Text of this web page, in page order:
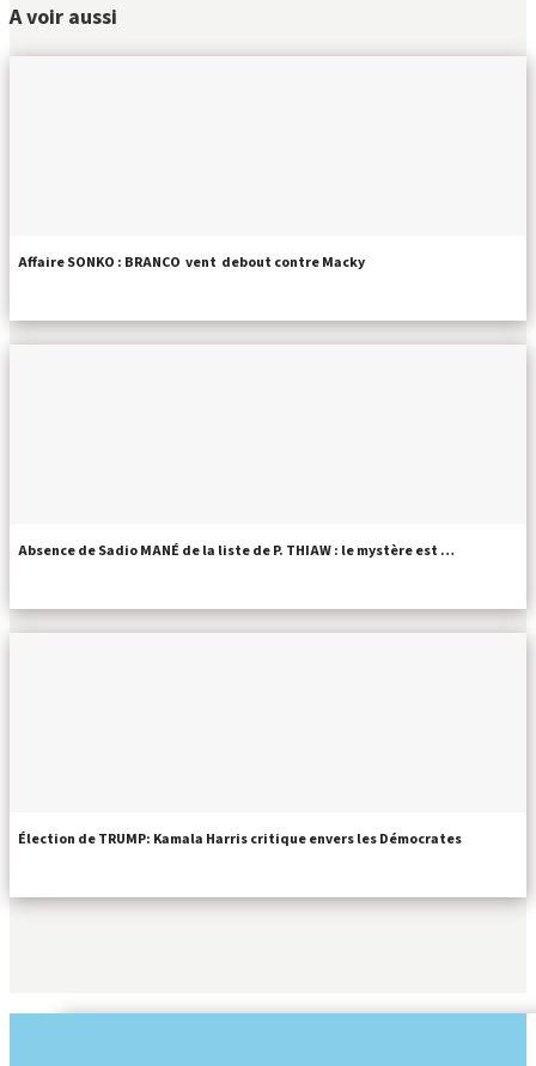
A voir aussi
Affaire SONKO : BRANCO vent debout contre Macky
Absence de Sadio MANÉ de la liste de P. THIAW : le mystère est …
Élection de TRUMP: Kamala Harris critique envers les Démocrates